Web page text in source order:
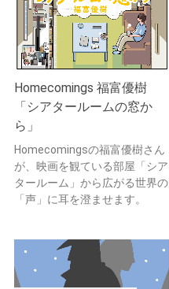
Homecomings 福富優樹
「シアタールームの窓か
ら」
Homecomingsの福富優樹さん
が、映画を観ている部屋「シア
タールーム」から広がる世界の
「声」に耳を澄ませます。